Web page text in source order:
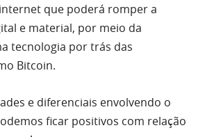
que poderá romper a
e material, por meio da
tecnologia por trás das
Bitcoin.
e diferenciais envolvendo o
ficar positivos com relação